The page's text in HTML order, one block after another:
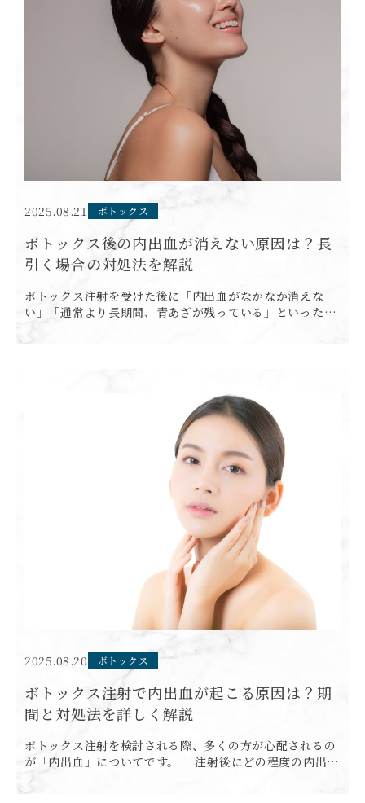
2025.08.21 ボトックス
ボトックス後の内出血が消えない原因は？長
引く場合の対処法を解説
ボトックス注射を受けた後に「内出血がなかなか消えな
い」「通常より長期間、青あざが残っている」といった悩
みを抱える方がいらっしゃいます。 ボトックス注射は比較
的ダウンタイムの軽い治療として知られていますが、個人
2025.08.20 ボトックス
ボトックス注射で内出血が起こる原因は？期
間と対処法を詳しく解説
ボトックス注射を検討される際、多くの方が心配されるの
が「内出血」についてです。 「注射後にどの程度の内出血
が起こるのか」「どのくらいの期間で治るのか」といった
不安を抱える方は少なくありません。 内出血は、ボトック